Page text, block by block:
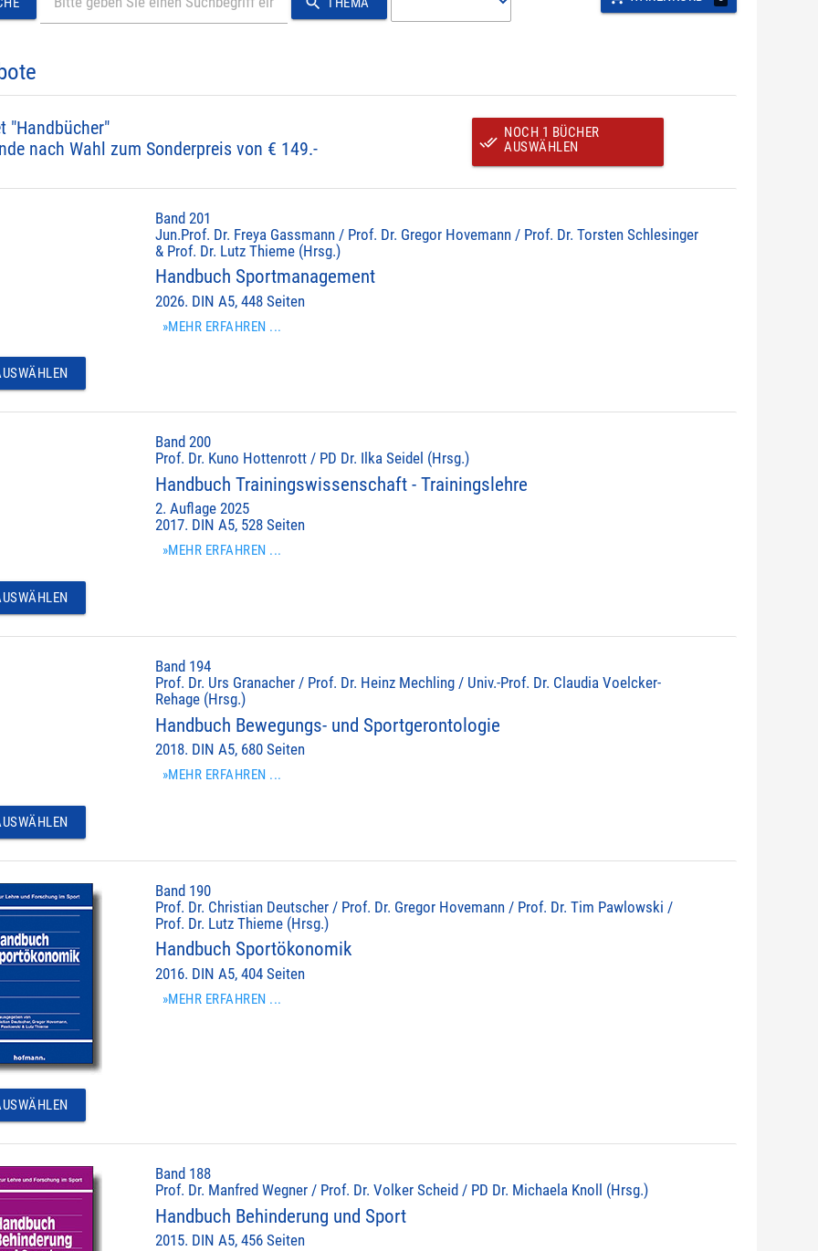
"Handbücher"
nach Wahl zum Sonderpreis von € 149.-
done_all
NOCH 1 BÜCHER
AUSWÄHLEN
Band 201
Jun.Prof. Dr. Freya Gassmann / Prof. Dr. Gregor Hovemann / Prof. Dr. Torsten Schlesinger
& Prof. Dr. Lutz Thieme (Hrsg.)
Handbuch Sportmanagement
2026. DIN A5, 448 Seiten
»MEHR ERFAHREN ...
Band 200
Prof. Dr. Kuno Hottenrott / PD Dr. Ilka Seidel (Hrsg.)
Handbuch Trainingswissenschaft - Trainingslehre
2. Auflage 2025
2017. DIN A5, 528 Seiten
»MEHR ERFAHREN ...
Band 194
Prof. Dr. Urs Granacher / Prof. Dr. Heinz Mechling / Univ.-Prof. Dr. Claudia Voelcker-
Rehage (Hrsg.)
Handbuch Bewegungs- und Sportgerontologie
2018. DIN A5, 680 Seiten
»MEHR ERFAHREN ...
Band 190
Prof. Dr. Christian Deutscher / Prof. Dr. Gregor Hovemann / Prof. Dr. Tim Pawlowski /
Prof. Dr. Lutz Thieme (Hrsg.)
Handbuch Sportökonomik
2016. DIN A5, 404 Seiten
»MEHR ERFAHREN ...
Band 188
Prof. Dr. Manfred Wegner / Prof. Dr. Volker Scheid / PD Dr. Michaela Knoll (Hrsg.)
Handbuch Behinderung und Sport
2015. DIN A5, 456 Seiten